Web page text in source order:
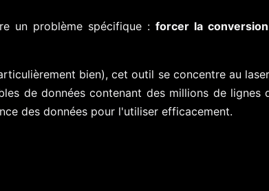
un problème spécifique : forcer la
bien), cet outil se concentre au
de données contenant des millions de lignes
des données pour l'utiliser efficacement.